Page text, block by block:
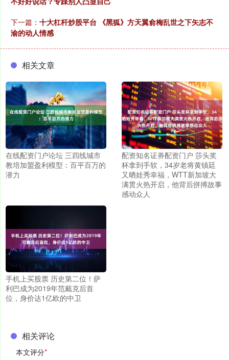
下一篇： 十大杠杆炒股平台 《黑狐》方天翼俞梅乱世之下矢志不
渝的动人情感
相关文章
在线配资门户论坛 三四线城市
教培加盟盈利模型：百平百万的
潜力
配资知名证券配资门户 莎头奖
杯拿到手软，34岁老将黄镇廷
又晒娃秀幸福，WTT新加坡大
满贯火热开启，他背后拼搏故事
感动众人
手机上买股票 历史第二位！萨
利巴成为2019年范戴克后首
位，身价达1亿欧的中卫
相关评论
本文评分*